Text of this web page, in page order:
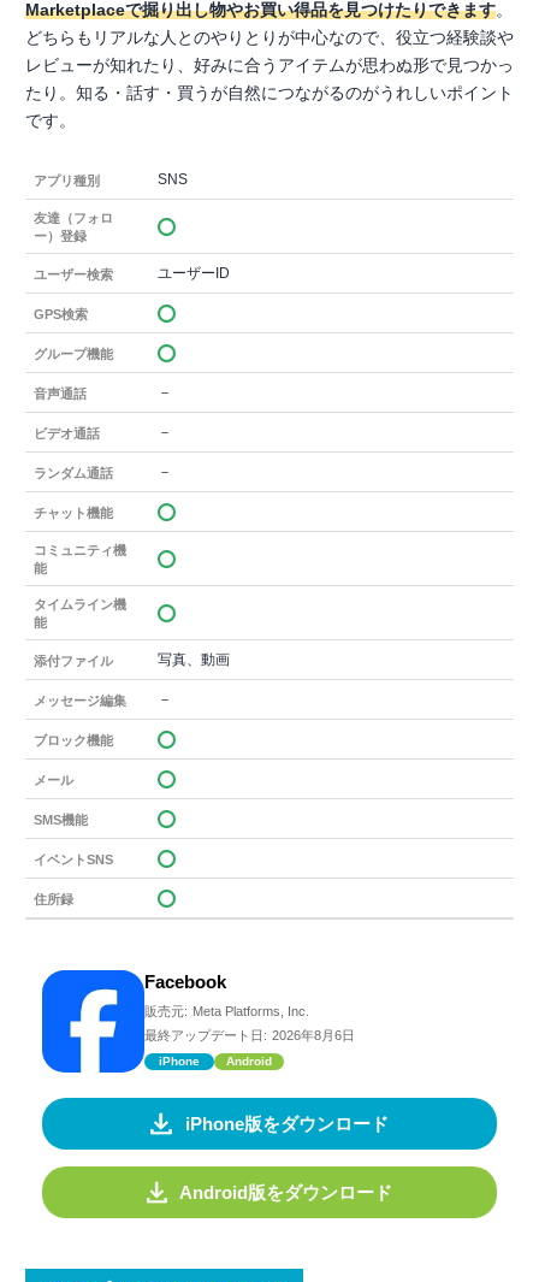
Marketplaceで掘り出し物やお買い得品を見つけたりできます。
どちらもリアルな人とのやりとりが中心なので、役立つ経験談や
レビューが知れたり、好みに合うアイテムが思わぬ形で見つかっ
たり。知る・話す・買うが自然につながるのがうれしいポイント
です。
アプリ種別 SNS
友達（フォロ
ー）登録
ユーザー検索 ユーザーID
GPS検索
グループ機能
音声通話 －
ビデオ通話 －
ランダム通話 －
チャット機能
コミュニティ機
能
タイムライン機
能
添付ファイル 写真、動画
メッセージ編集 －
ブロック機能
メール
SMS機能
イベントSNS
住所録
Facebook
販売元: Meta Platforms, Inc.
最終アップデート日: 2026年8月6日
iPhone Android
iPhone版をダウンロード
Android版をダウンロード